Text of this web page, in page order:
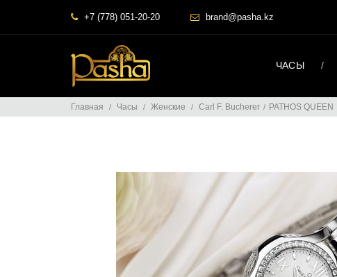
+7 (778) 051-20-20 brand@pasha.kz
ЧАСЫ
Главная Часы Женские Carl F. Bucherer PATHOS QUEEN